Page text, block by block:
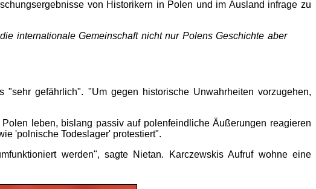
von Historikern in Polen und im Ausland infrage zu
internationale Gemeinschaft nicht nur Polens Geschichte aber
gefährlich". "Um gegen historische Unwahrheiten vorzugehen,
leben, bislang passiv auf polenfeindliche Äußerungen reagieren
'polnische Todeslager' protestiert".
werden", sagte Nietan. Karczewskis Aufruf wohne eine